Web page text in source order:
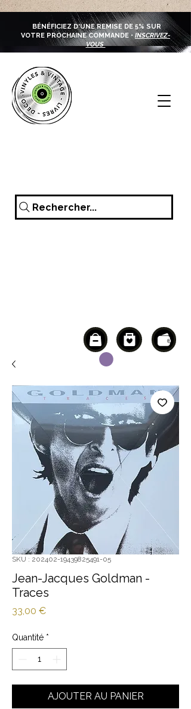
BÉNÉFICIEZ D'UNE REMISE DE 5% SUR
VOTRE PROCHAINE COMMANDE • INSCRIVEZ-
VOUS
Rechercher...
SKU : 202402-19439825491-05
Jean-Jacques Goldman -
Traces
33,00 €Prix
Quantité *
AJOUTER AU PANIER